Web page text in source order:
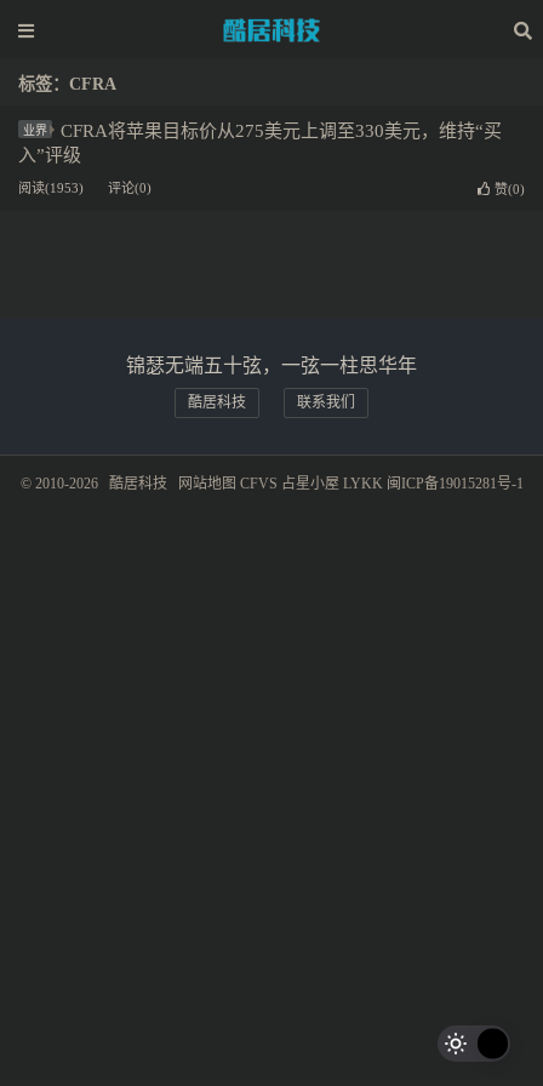
标签：CFRA
业界
CFRA将苹果目标价从275美元上调至330美元，维持“买
入”评级
阅读(1953) 评论(0) 赞(0)
锦瑟无端五十弦，一弦一柱思华年
酷居科技 联系我们
© 2010-2026 酷居科技 网站地图 CFVS 占星小屋 LYKK 闽ICP备19015281号-1